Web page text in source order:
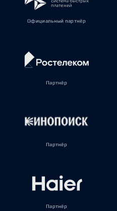
Официальный партнёр
Партнёр
Партнёр
Партнёр